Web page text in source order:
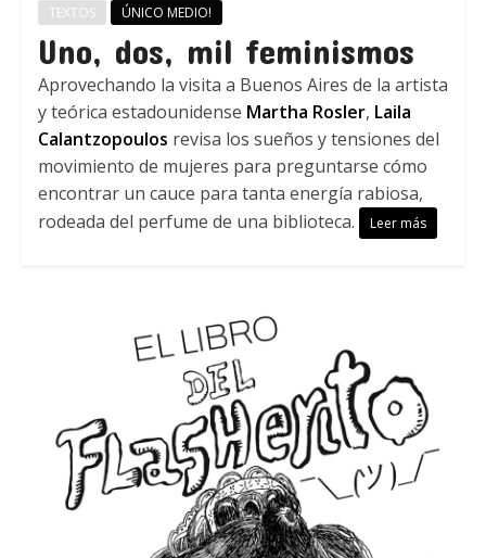
TEXTOS ÚNICO MEDIO!
Uno, dos, mil feminismos
Aprovechando la visita a Buenos Aires de la artista
y teórica estadounidense Martha Rosler, Laila
Calantzopoulos revisa los sueños y tensiones del
movimiento de mujeres para preguntarse cómo
encontrar un cauce para tanta energía rabiosa,
rodeada del perfume de una biblioteca.
Leer más